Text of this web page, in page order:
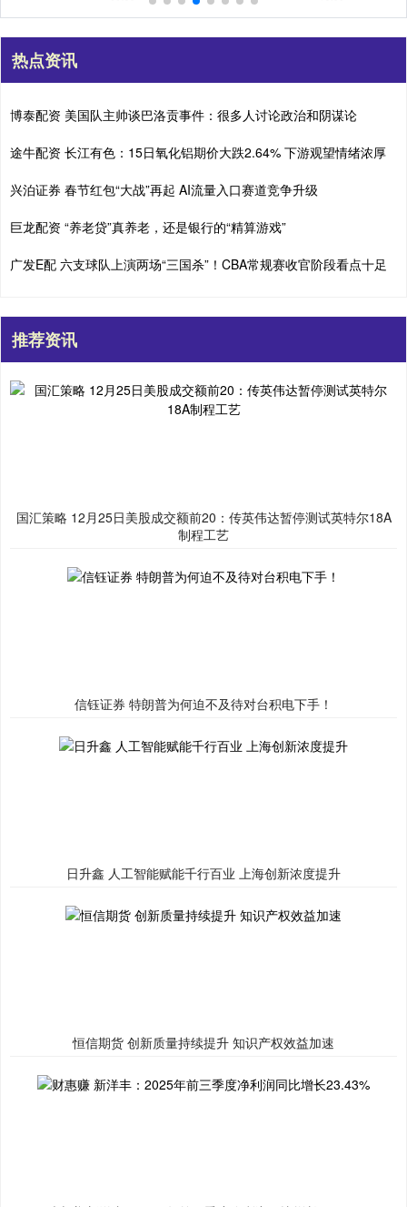
热点资讯
博泰配资 美国队主帅谈巴洛贡事件：很多人讨论政治和阴谋论
途牛配资 长江有色：15日氧化铝期价大跌2.64% 下游观望情绪浓厚
兴泊证券 春节红包“大战”再起 AI流量入口赛道竞争升级
巨龙配资 “养老贷”真养老，还是银行的“精算游戏”
广发E配 六支球队上演两场“三国杀”！CBA常规赛收官阶段看点十足
推荐资讯
国汇策略 12月25日美股成交额前20：传英伟达暂停测试英特尔18A
制程工艺
信钰证券 特朗普为何迫不及待对台积电下手！
日升鑫 人工智能赋能千行百业 上海创新浓度提升
恒信期货 创新质量持续提升 知识产权效益加速